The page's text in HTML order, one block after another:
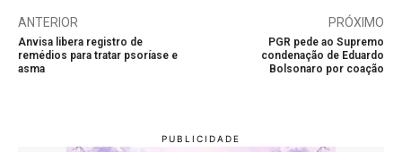
ANTERIOR
Anvisa libera registro de
remédios para tratar psoríase e
asma
PRÓXIMO
PGR pede ao Supremo
condenação de Eduardo
Bolsonaro por coação